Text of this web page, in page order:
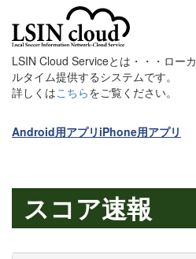
LSIN Cloud Serviceとは・・・ロー
ルタイム提供するシステムです。
詳しくはこちらをご覧ください。
Android用アプリ iPhone用アプリ
スコア速報